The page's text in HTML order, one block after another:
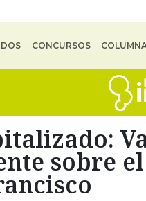
CONCURSOS
sobre